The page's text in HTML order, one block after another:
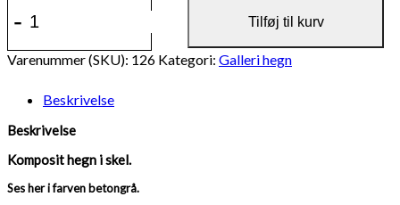
- -
betongrå
stålstolper
og
u-
skinner
+
Tilføj til kurv
Varenummer (SKU): 126 Kategori: Galleri hegn
Beskrivelse
Beskrivelse
Komposit hegn i skel.
Ses her i farven betongrå.